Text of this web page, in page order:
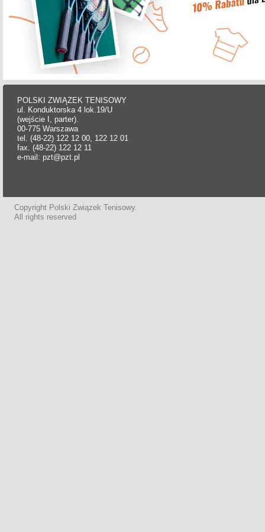
POLSKI ZWIĄZEK TENISOWY
ul. Konduktorska 4 lok.19/U
(wejście I, parter).
00-775 Warszawa
tel. (48-22) 122 12 00, 122 12 01
fax. (48-22) 122 12 11
e-mail: pzt@pzt.pl
Copyright Polski Związek Tenisowy.
All rights reserved